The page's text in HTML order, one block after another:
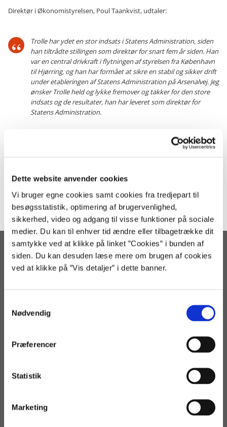
Dette website anvender cookies
Vi bruger egne cookies samt cookies fra tredjepart til
besøgsstatistik, optimering af brugervenlighed,
sikkerhed, video og adgang til visse funktioner på sociale
medier. Du kan til enhver tid ændre eller tilbagetrække dit
samtykke ved at klikke på linket ”Cookies” i bunden af
siden. Du kan desuden læse mere om brugen af cookies
ved at klikke på ”Vis detaljer” i dette banner.
Nødvendig
Præferencer
Statistik
Marketing
Direktør i Økonomistyrelsen, Poul Taankvist, udtaler:
Trolle har ydet en stor indsats i Statens Administration, siden
han tiltrådte stillingen som direktør for snart fem år siden. Han
var en central drivkraft i flytningen af styrelsen fra København
til Hjørring, og han har formået at sikre en stabil og sikker drift
under etableringen af Statens Administration på Arsenalvej. Jeg
ønsker Trolle held og lykke fremover og takker for den store
indsats og de resultater, han har leveret som direktør for
Statens Administration.
Kontorchef for kontoret for Kunder og Kvalitet i Statens
Administration, Per Helmer Roos, er konstitueret midlertidigt i
vil blive slået op med henblik på permanent besættelse hurtigst
muligt.
Statens Administration
Arsenalvej 33
loen@statens-adm.dk
EAN: 5798000010703
Telefontid